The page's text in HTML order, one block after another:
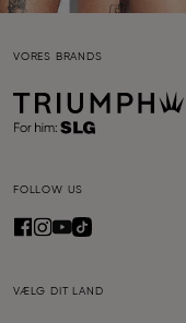
VORES BRANDS
FOLLOW US
VÆLG DIT LAND